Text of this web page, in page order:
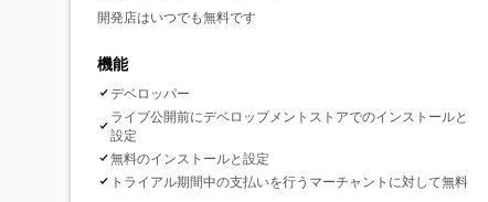
開発店はいつでも無料です
機能
デベロッパー
ライブ公開前にデベロップメントストアでのインストールと
設定
無料のインストールと設定
トライアル期間中の支払いを行うマーチャントに対して無料